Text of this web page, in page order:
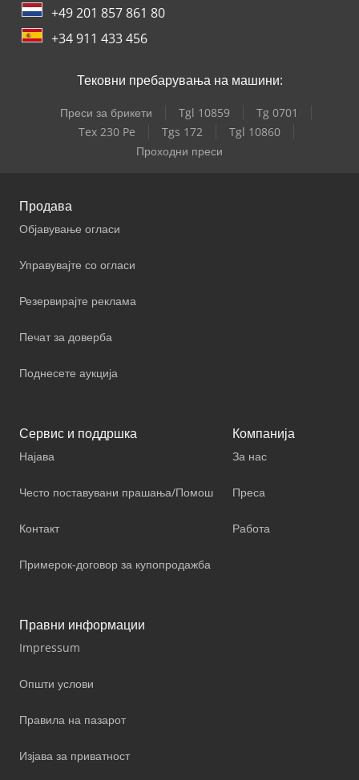
+49 201 857 861 80
+34 911 433 456
Тековни пребарувања на машини:
Преси за брикети Tgl 10859
Tg 0701
Tex 230 Pe
Tgs 172
Tgl 10860
Проходни преси
Продава
Објавување огласи
Управувајте со огласи
Резервирајте реклама
Печат за доверба
Поднесете аукција
Сервис и поддршка
Најава
Често поставувани прашања/Помош
Контакт
Примерок-договор за купопродажба
Компанија
За нас
Преса
Работа
Правни информации
Impressum
Општи услови
Правила на пазарот
Изјава за приватност